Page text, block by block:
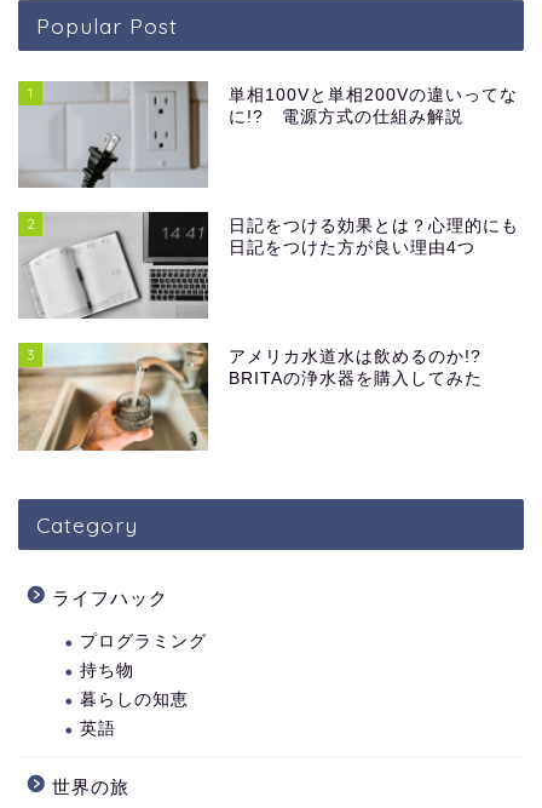
Popular Post
1
単相100Vと単相200Vの違いってな
に!? 電源方式の仕組み解説
2
日記をつける効果とは？心理的にも
日記をつけた方が良い理由4つ
3
アメリカ水道水は飲めるのか!?
BRITAの浄水器を購入してみた
Category
ライフハック
プログラミング
持ち物
暮らしの知恵
英語
世界の旅